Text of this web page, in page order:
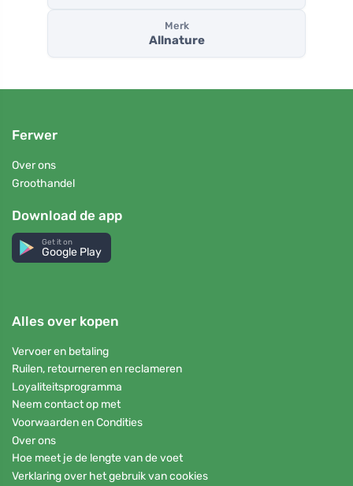
Merk
Allnature
Ferwer
Over ons
Groothandel
Download de app
Get it on
Google Play
Alles over kopen
Vervoer en betaling
Ruilen, retourneren en reclameren
Loyaliteitsprogramma
Neem contact op met
Voorwaarden en Condities
Over ons
Hoe meet je de lengte van de voet
Verklaring over het gebruik van cookies